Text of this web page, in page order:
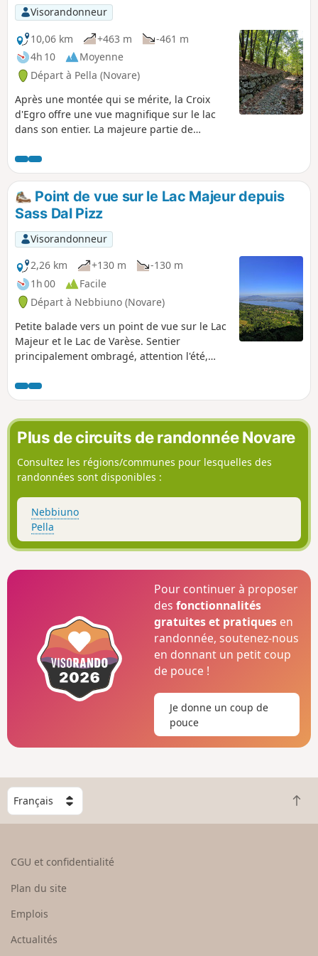
Visorandonneur
10,06 km
+463 m
-461 m
4h 10
Moyenne
Départ à Pella (Novare)
Après une montée qui se mérite, la Croix
d'Egro offre une vue magnifique sur le lac
dans son entier. La majeure partie de
passages dans des hameaux avec azalées,
etc. L'aller-retour au belvédère est
relativement pentu mais vaut la peine !
Point de vue sur le Lac Majeur depuis
Sass Dal Pizz
Visorandonneur
2,26 km
+130 m
-130 m
1h 00
Facile
Départ à Nebbiuno (Novare)
Petite balade vers un point de vue sur le Lac
Majeur et le Lac de Varèse. Sentier
principalement ombragé, attention l'été,
l'eau. Sentier relativement simple, le plus
dur étant la montée, le sentier est
praticable. Idéal pour une balade en famille
à l'ombre
Plus de circuits de randonnée Novare
Consultez les régions/communes pour lesquelles des
randonnées sont disponibles :
Nebbiuno
Pella
Pour continuer à proposer
desfonctionnalités
gratuites et pratiques en
randonnée, soutenez-nous
en donnant un petit coup
de pouce !
Je donne un coup de
pouce
C
h
o
e
u
R
e
CGU et confidentialité
Plan du site
Emplois
Actualités